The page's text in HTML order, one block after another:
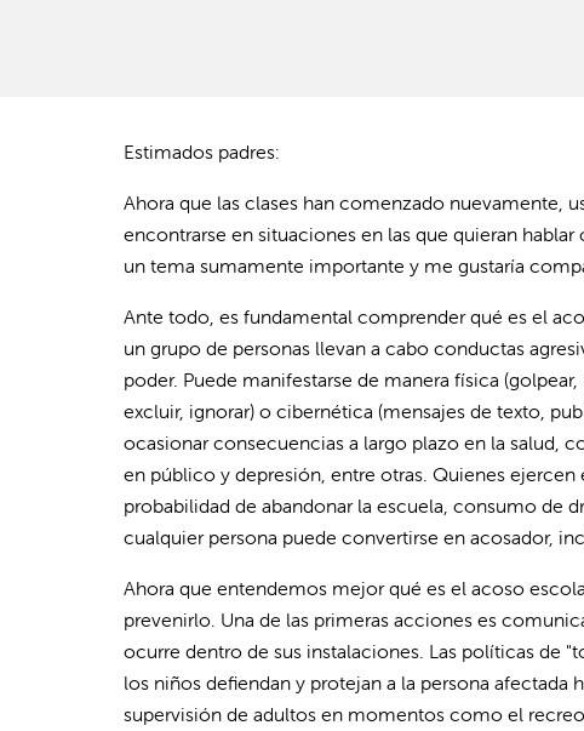
Estimados padres:
Ahora que las clases han comenzado nuevamente,
encontrarse en situaciones en las que quieran
un tema sumamente importante y me gustaría
Ante todo, es fundamental comprender qué es el
un grupo de personas llevan a cabo conductas
poder. Puede manifestarse de manera física
excluir, ignorar) o cibernética (mensajes de texto,
ocasionar consecuencias a largo plazo en la salud,
en público y depresión, entre otras. Quienes
probabilidad de abandonar la escuela, consumo de
cualquier persona puede convertirse en acosador,
Ahora que entendemos mejor qué es el acoso
prevenirlo. Una de las primeras acciones es
ocurre dentro de sus instalaciones. Las políticas de
los niños defiendan y protejan a la persona
supervisión de adultos en momentos como el